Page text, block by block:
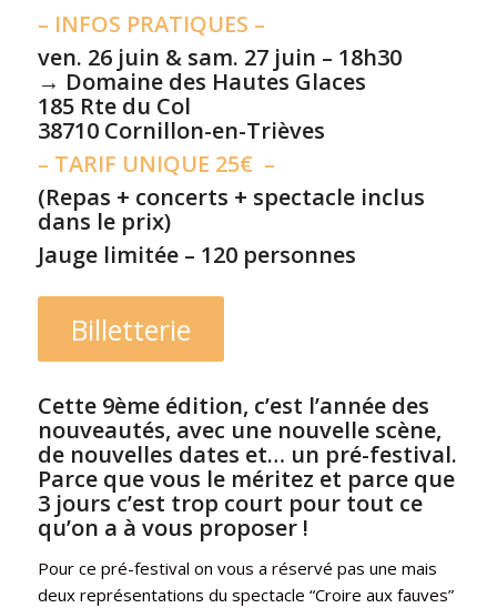
– INFOS PRATIQUES –
ven. 26 juin & sam. 27 juin – 18h30
→ Domaine des Hautes Glaces
185 Rte du Col
38710 Cornillon-en-Trièves
– TARIF UNIQUE 25€ –
(Repas + concerts + spectacle inclus
dans le prix)
Jauge limitée – 120 personnes
Billetterie
Cette 9ème édition, c’est l’année des
nouveautés, avec une nouvelle scène,
de nouvelles dates et… un pré-festival.
Parce que vous le méritez et parce que
3 jours c’est trop court pour tout ce
qu’on a à vous proposer !
Pour ce pré-festival on vous a réservé pas une mais
deux représentations du spectacle “Croire aux fauves”